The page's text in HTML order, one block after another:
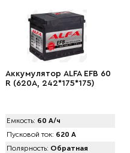
Аккумулятор АLFA EFB 60
R (620A, 242*175*175)
Емкость: 60 А/ч
Пусковой ток: 620 А
Полярность: Обратная